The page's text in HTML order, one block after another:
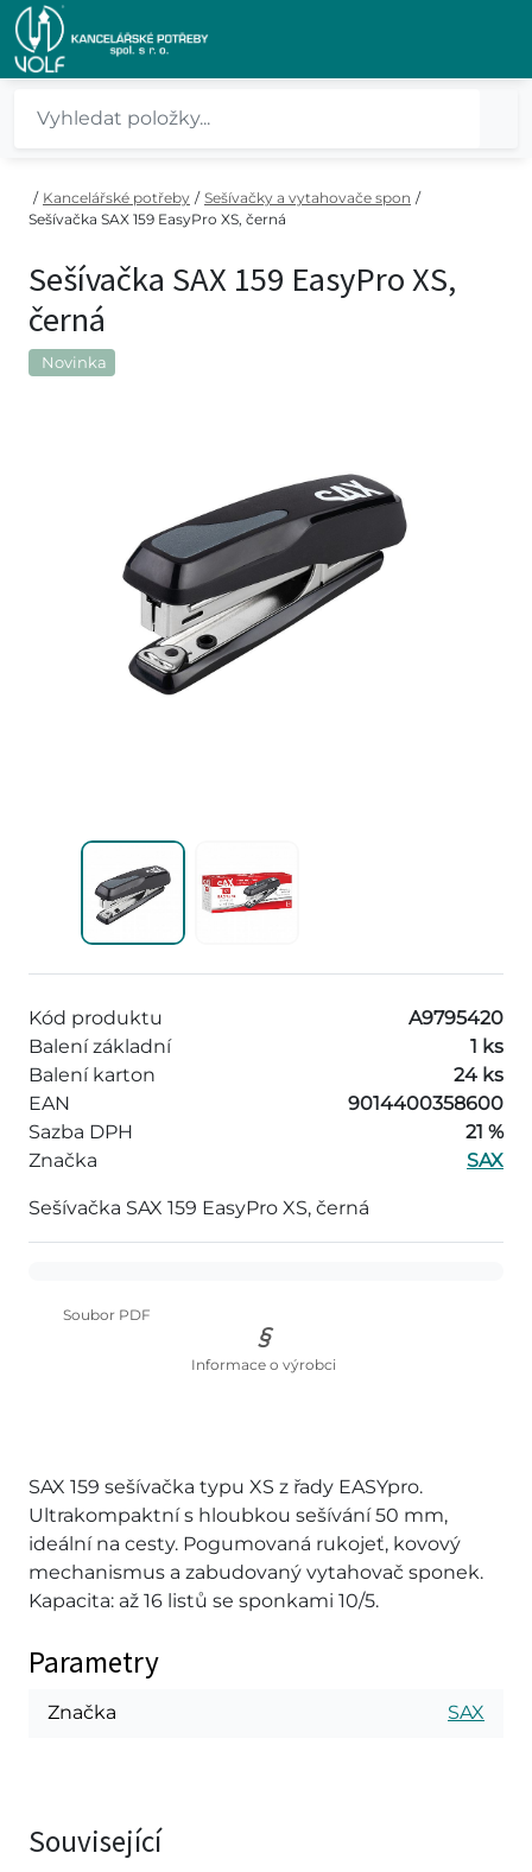
/ Kancelářské potřeby / Sešívačky a vytahovače spon /
Sešívačka SAX 159 EasyPro XS, černá
Sešívačka SAX 159 EasyPro XS,
černá
Novinka
Kód produktu
A9795420
Balení základní
1 ks
Balení karton
24 ks
EAN
9014400358600
Sazba DPH
21 %
Značka
SAX
Sešívačka SAX 159 EasyPro XS, černá
Soubor PDF
Informace o výrobci
SAX 159 sešívačka typu XS z řady EASYpro.
Ultrakompaktní s hloubkou sešívání 50 mm,
ideální na cesty. Pogumovaná rukojeť, kovový
mechanismus a zabudovaný vytahovač sponek.
Kapacita: až 16 listů se sponkami 10/5.
Parametry
Značka SAX
Související